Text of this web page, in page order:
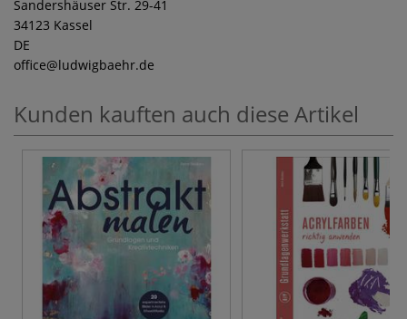
Sandershäuser Str. 29-41
34123 Kassel
DE
office@ludwigbaehr.de
Kunden kauften auch diese Artikel